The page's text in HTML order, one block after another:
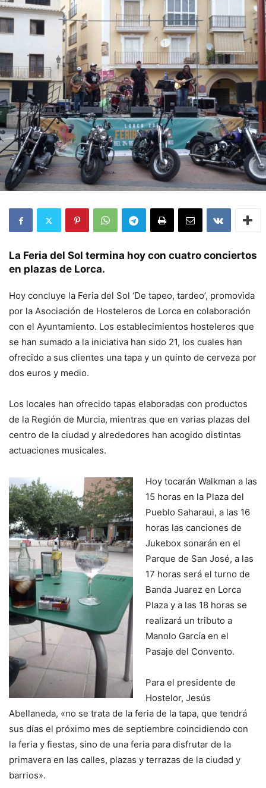
La Feria del Sol termina hoy con cuatro conciertos
en plazas de Lorca.
Hoy concluye la Feria del Sol ‘De tapeo, tardeo’, promovida
por la Asociación de Hosteleros de Lorca en colaboración
con el Ayuntamiento. Los establecimientos hosteleros que
se han sumado a la iniciativa han sido 21, los cuales han
ofrecido a sus clientes una tapa y un quinto de cerveza por
dos euros y medio.
Los locales han ofrecido tapas elaboradas con productos
de la Región de Murcia, mientras que en varias plazas del
centro de la ciudad y alrededores han acogido distintas
actuaciones musicales.
Hoy tocarán Walkman a las
15 horas en la Plaza del
Pueblo Saharaui, a las 16
horas las canciones de
Jukebox sonarán en el
Parque de San José, a las
17 horas será el turno de
Banda Juarez en Lorca
Plaza y a las 18 horas se
realizará un tributo a
Manolo García en el
Pasaje del Convento.
Para el presidente de
Hostelor, Jesús
Abellaneda, «no se trata de la feria de la tapa, que tendrá
sus días el próximo mes de septiembre coincidiendo con
la feria y fiestas, sino de una feria para disfrutar de la
primavera en las calles, plazas y terrazas de la ciudad y
barrios».